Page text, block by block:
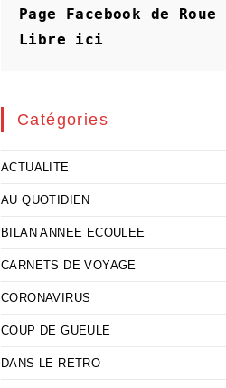
Page Facebook de Roue
Libre
ici
Catégories
ACTUALITE
AU QUOTIDIEN
BILAN ANNEE ECOULEE
CARNETS DE VOYAGE
CORONAVIRUS
COUP DE GUEULE
DANS LE RETRO